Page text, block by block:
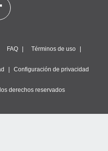
FAQ Términos de uso
Configuración de privacidad
derechos reservados